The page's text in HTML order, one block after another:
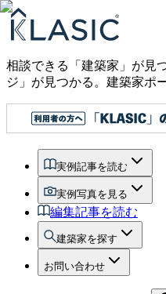
相談できる「建築家」が見
ジ」が見つかる。 建築家ポ
実例記事を読む
実例写真を見る
編集記事を読む
建築家を探す
お問い合わせ